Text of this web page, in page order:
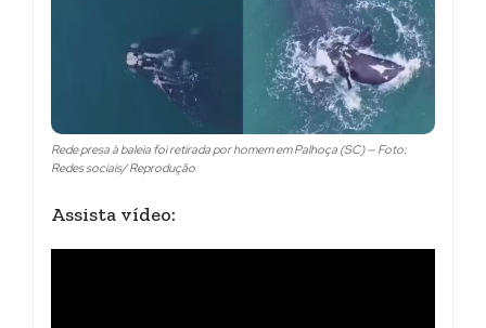
Rede presa à baleia foi retirada por homem em Palhoça (SC) — Foto:
Redes sociais/ Reprodução
Assista vídeo: